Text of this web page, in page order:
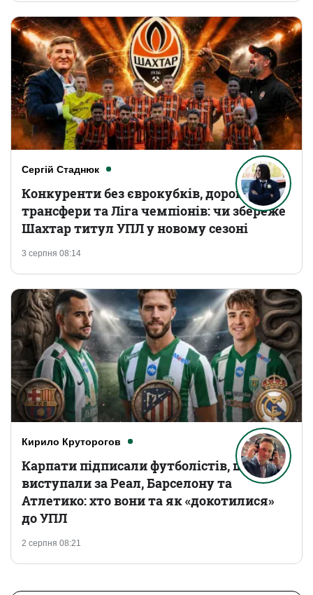
Сергій Стаднюк
3 серпня 08:14
Конкуренти без єврокубків, дорогі
трансфери та Ліга чемпіонів: чи збереже
Шахтар титул УПЛ у новому сезоні
Кирило Круторогов
2 серпня 08:21
Карпати підписали футболістів, що
виступали за Реал, Барселону та
Атлетико: хто вони та як «докотилися»
до УПЛ